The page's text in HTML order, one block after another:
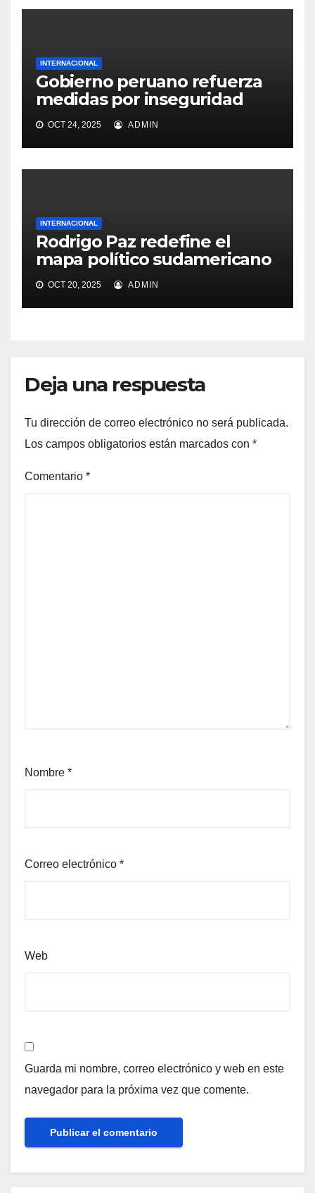
INTERNACIONAL
Gobierno peruano refuerza
medidas por inseguridad
OCT 24, 2025 ADMIN
INTERNACIONAL
Rodrigo Paz redefine el
mapa político sudamericano
OCT 20, 2025 ADMIN
Deja una respuesta
Tu dirección de correo electrónico no será publicada.
Los campos obligatorios están marcados con *
Comentario *
Nombre *
Correo electrónico *
Web
Guarda mi nombre, correo electrónico y web en este
navegador para la próxima vez que comente.